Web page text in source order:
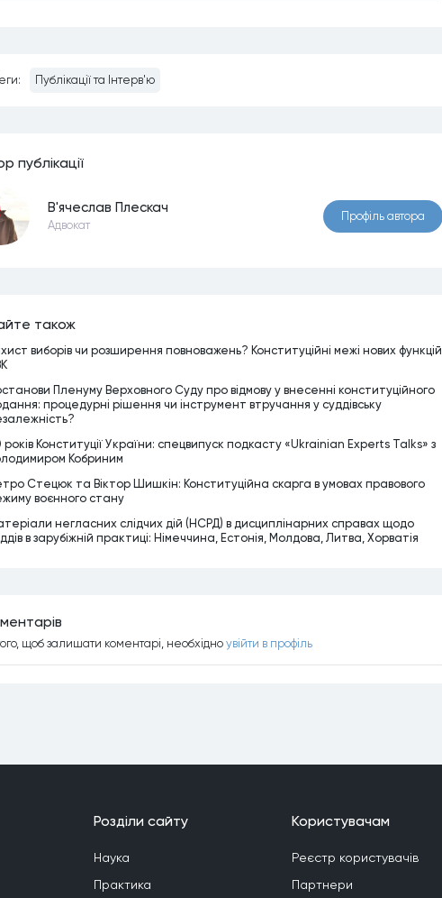
Публікації та Інтерв'ю
публiкацiї
В'ячеслав Плескач
Адвокат
Профiль автора
також
виборів чи розширення повноважень? Конституційні межі нових функцій
Пленуму Верховного Суду про відмову у внесенні конституційного
процедурні рішення чи інструмент втручання у суддівську
років Конституції України: спецвипуск подкасту «Ukrainian Experts Talks» з
Кобриним
Стецюк та Віктор Шишкін: Конституційна скарга в умовах правового
воєнного стану
негласних слідчих дій (НСРД) в дисциплінарних справах щодо
в зарубіжній практиці: Німеччина, Естонія, Молдова, Литва, Хорватія
щоб залишати коментарi, необхiдно увiйти в профiль
Роздiли сайту
Наука
Практика
Користувачам
Реєстр користувачiв
Партнери